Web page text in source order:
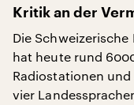
Kritik an der
Die
hat heute rund
Radiostationen
vier